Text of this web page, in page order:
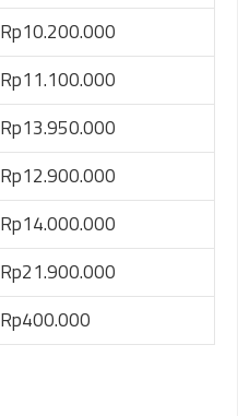
Rp10.200.000
Rp11.100.000
Rp13.950.000
Rp12.900.000
Rp14.000.000
Rp21.900.000
Rp400.000